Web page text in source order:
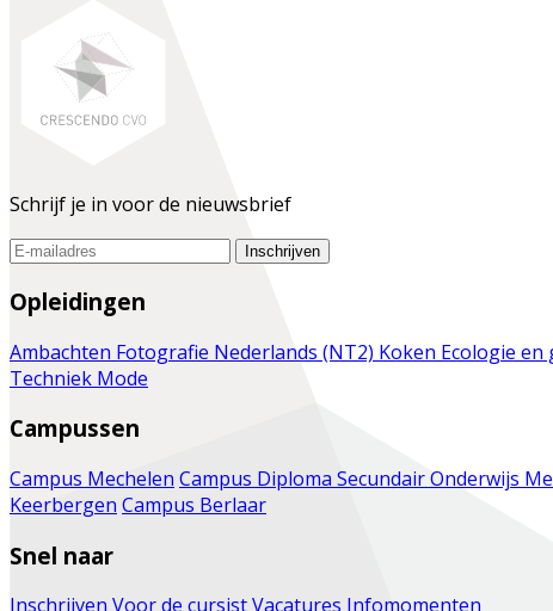
Schrijf je in voor de nieuwsbrief
Inschrijven
Opleidingen
Ambachten Fotografie Nederlands (NT2) Koken Ecologie en
Techniek Mode
Campussen
Campus Mechelen Campus Diploma Secundair Onderwijs
Keerbergen Campus Berlaar
Snel naar
Inschrijven Voor de cursistVacatures Infomomenten